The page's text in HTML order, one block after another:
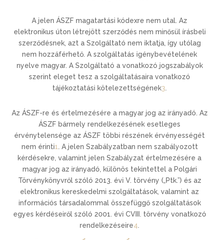
A jelen ÁSZF magatartási kódexre nem utal. Az
elektronikus úton létrejött szerződés nem minősül írásbeli
szerződésnek, azt a Szolgáltató nem iktatja, így utólag
nem hozzáférhető. A szolgáltatás igénybevételének
nyelve magyar. A Szolgáltató a vonatkozó jogszabályok
szerint eleget tesz a szolgáltatásaira vonatkozó
tájékoztatási kötelezettségének3
Az ÁSZF-re és értelmezésére a magyar jog az irányadó. Az
ÁSZF bármely rendelkezésének esetleges
érvénytelensége az ÁSZF többi részének érvényességét
nem érinti1
A jelen Szabályzatban nem szabályozott
kérdésekre, valamint jelen Szabályzat értelmezésére a
magyar jog az irányadó, különös tekintettel a Polgári
Törvénykönyvről szóló 2013. évi V. törvény („Ptk.”) és az
elektronikus kereskedelmi szolgáltatások, valamint az
információs társadalommal összefüggő szolgáltatások
egyes kérdéseiről szóló 2001. évi CVIII. törvény vonatkozó
rendelkezéseire4